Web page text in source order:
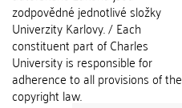
zodpovědné jednotlivé složky
Univerzity Karlovy. / Each
constituent part of Charles
University is responsible for
adherence to all provisions of the
copyright law.